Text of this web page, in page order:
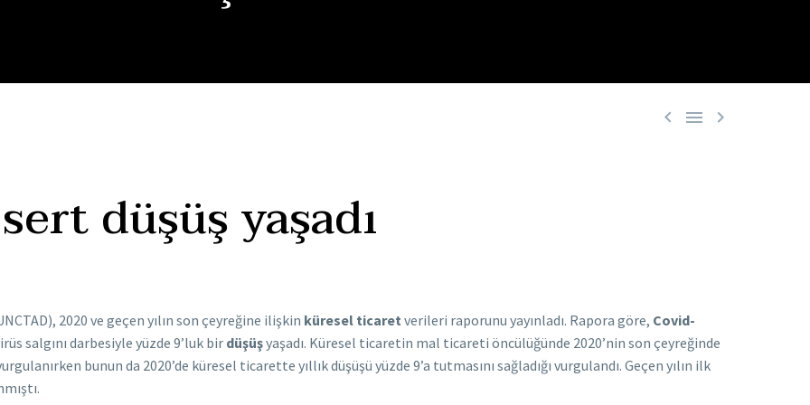
  
düşüş yaşadı
2020 ve geçen yılın son çeyreğine ilişkin küresel ticaret verileri raporunu yayınladı. Rapora göre, Covid-
salgını darbesiyle yüzde 9’luk bir düşüşyaşadı. Küresel ticaretin mal ticareti öncülüğünde 2020’nin son çeyreğinde
bunun da 2020’de küresel ticarette yıllık düşüşü yüzde 9’a tutmasını sağladığı vurgulandı. Geçen yılın ilk